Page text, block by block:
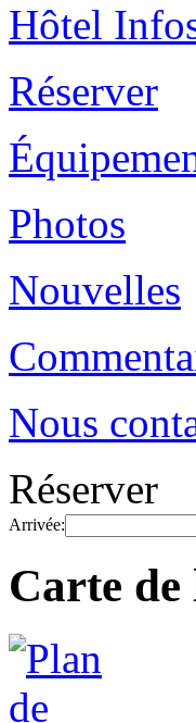
Hôtel
Réserver
Photos
Nouvelles
Nous
Réserver
Arrivée:
Carte